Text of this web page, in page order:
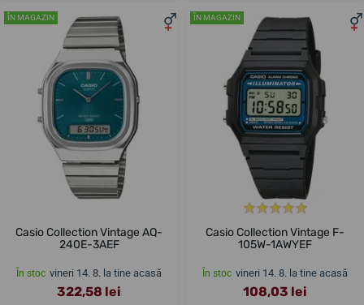
ÎN MAGAZIN
Casio Collection Vintage AQ-
240E-3AEF
În stoc vineri 14. 8. la tine acasă
322,58 lei
ÎN MAGAZIN
Casio Collection Vintage F-
105W-1AWYEF
În stoc vineri 14. 8. la tine acasă
108,03 lei